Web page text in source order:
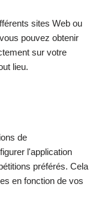
sites Web ou
pouvez obtenir
sur votre
lieu.
de
l'application
préférés. Cela
en fonction de vos